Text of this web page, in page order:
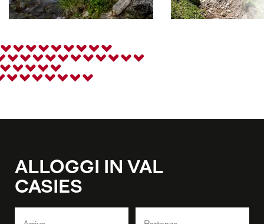
ALLOGGI IN VAL
CASIES